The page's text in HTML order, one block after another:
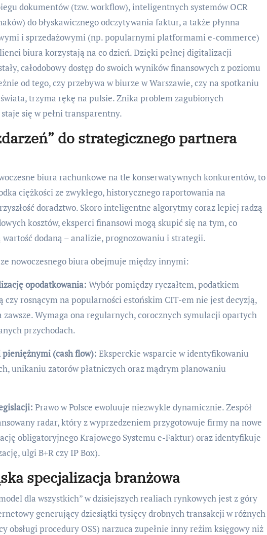
dokumentów (tzw. workflow), inteligentnych systemów OCR
do błyskawicznego odczytywania faktur, a także płynna
i sprzedażowymi (np. popularnymi platformami e-commerce)
biura korzystają na co dzień. Dzięki pełnej digitalizacji
całodobowy dostęp do swoich wyników finansowych z poziomu
od tego, czy przebywa w biurze w Warszawie, czy na spotkaniu
trzyma rękę na pulsie. Znika problem zagubionych
się w pełni transparentny.
do strategicznego partnera
biura rachunkowe na tle konserwatywnych konkurentów, to
ciężkości ze zwykłego, historycznego raportowania na
doradztwo. Skoro inteligentne algorytmy coraz lepiej radzą
kosztów, eksperci finansowi mogą skupić się na tym, co
dodaną – analizie, prognozowaniu i strategii.
nowoczesnego biura obejmuje między innymi:
opodatkowania: Wybór pomiędzy ryczałtem, podatkiem
czy rosnącym na popularności estońskim CIT-em nie jest decyzją,
Wymaga ona regularnych, corocznych symulacji opartych
przychodach.
pieniężnymi (cash flow): Eksperckie wsparcie w identyfikowaniu
unikaniu zatorów płatniczych oraz mądrym planowaniu
Prawo w Polsce ewoluuje niezwykle dynamicznie. Zespół
radar, który z wyprzedzeniem przygotowuje firmy na nowe
obligatoryjnego Krajowego Systemu e-Faktur) oraz identyfikuje
ulgi B+R czy IP Box).
specjalizacja branżowa
dla wszystkich” w dzisiejszych realiach rynkowych jest z góry
generujący dziesiątki tysięcy drobnych transakcji w różnych
obsługi procedury OSS) narzuca zupełnie inny reżim księgowy niż